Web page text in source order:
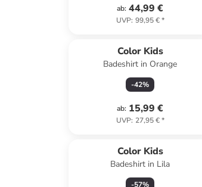
ab: 44,99 €
UVP: 99,95 €*
Color Kids
Badeshirt in Orange
-42%
ab: 15,99 €
UVP: 27,95 €*
Color Kids
Badeshirt in Lila
-57%